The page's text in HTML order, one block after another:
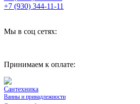
+7 (930) 344-11-11
Мы в соц сетях:
Принимаем к оплате:
Сантехника
Ванны и принадлежности